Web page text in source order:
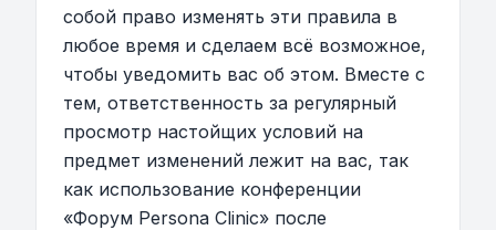
собой право изменять эти правила в
любое время и сделаем всё возможное,
чтобы уведомить вас об этом. Вместе с
тем, ответственность за регулярный
просмотр настойщих условий на
предмет изменений лежит на вас, так
как использование конференции
«Форум Persona Clinic» после